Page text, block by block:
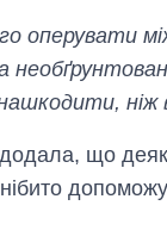
оперувати
ніж
що